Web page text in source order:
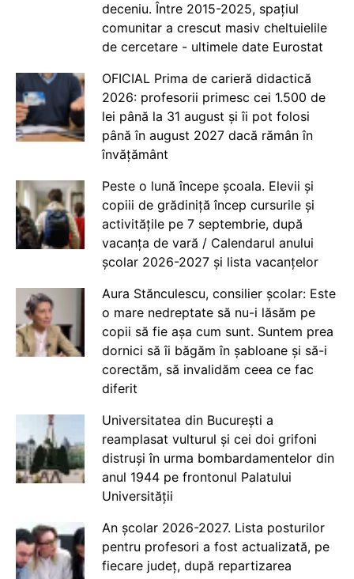
deceniu. Între 2015-2025, spațiul
comunitar a crescut masiv cheltuielile
de cercetare - ultimele date Eurostat
OFICIAL Prima de carieră didactică
2026: profesorii primesc cei 1.500 de
lei până la 31 august și îi pot folosi
până în august 2027 dacă rămân în
învățământ
Peste o lună începe școala. Elevii și
copiii de grădiniță încep cursurile și
activitățile pe 7 septembrie, după
vacanța de vară / Calendarul anului
școlar 2026-2027 și lista vacanțelor
Aura Stănculescu, consilier școlar: Este
o mare nedreptate să nu-i lăsăm pe
copii să fie așa cum sunt. Suntem prea
dornici să îi băgăm în șabloane și să-i
corectăm, să invalidăm ceea ce fac
diferit
Universitatea din București a
reamplasat vulturul și cei doi grifoni
distruși în urma bombardamentelor din
anul 1944 pe frontonul Palatului
Universității
An școlar 2026-2027. Lista posturilor
pentru profesori a fost actualizată, pe
fiecare județ, după repartizarea